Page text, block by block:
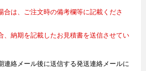
は、ご注文時の備考欄等に記載くださ
、納期を記載したお見積書を送信させてい
絡メール後に送信する発送連絡メールに